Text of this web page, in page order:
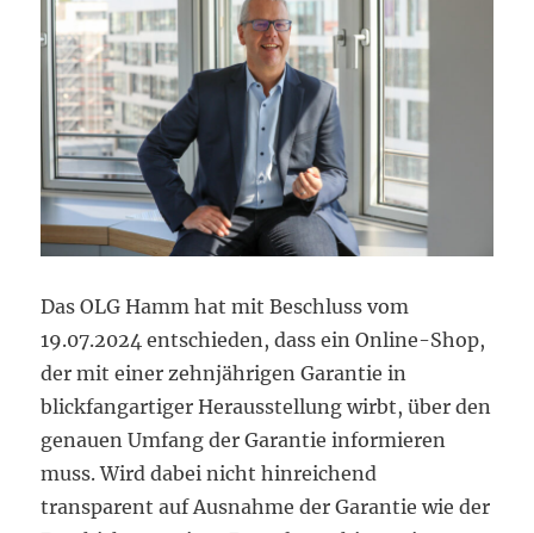
Das OLG Hamm hat mit Beschluss vom
19.07.2024 entschieden, dass ein Online-Shop,
der mit einer zehnjährigen Garantie in
blickfangartiger Herausstellung wirbt, über den
genauen Umfang der Garantie informieren
muss. Wird dabei nicht hinreichend
transparent auf Ausnahme der Garantie wie der